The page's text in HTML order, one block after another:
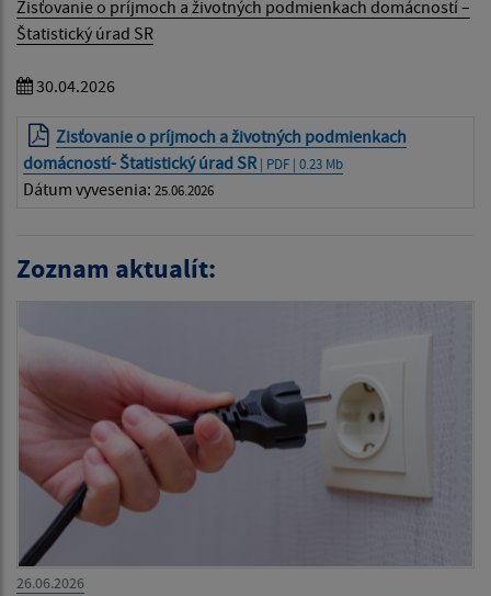
Zisťovanie o príjmoch a životných podmienkach domácností –
Štatistický úrad SR
30.04.2026
Zisťovanie o príjmoch a životných podmienkach
domácností- Štatistický úrad SR | PDF | 0.23 Mb
Dátum vyvesenia: 25.06.2026
Zoznam aktualít:
26.06.2026